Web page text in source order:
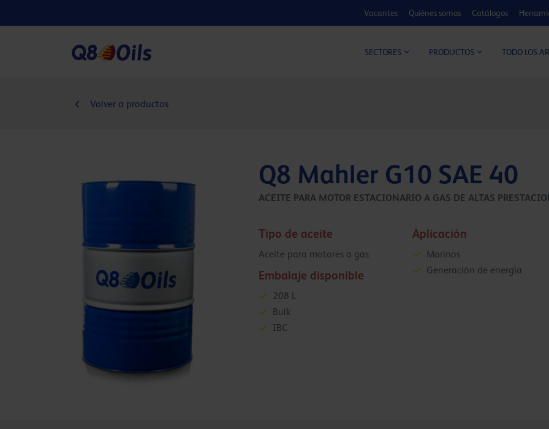
Vacantes Quiénes somos Catálogos
SECTORES PRODUCTOS TODO LOS
Volver a productos
Q8 Mahler G10 SAE 40
ACEITE PARA MOTOR ESTACIONARIO A GAS DE ALTAS
Tipo de aceite
Aceite para motores a gas
Embalaje disponible
208 L
Bulk
IBC
Aplicación
Marinos
Generación de energía